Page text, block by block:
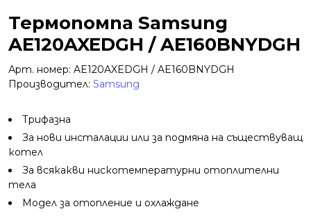
Термопомпа Samsung
AE120AXEDGH / AE160BNYDGH
Арт. номер: AE120AXEDGH / AE160BNYDGH
Производител: Samsung
Трифазна
За нови инсталации или за подмяна на съществуващ
котел
За всякакви нискотемпературни отоплителни
тела
Модел за отопление и охлаждане